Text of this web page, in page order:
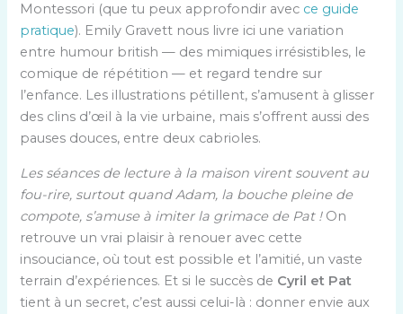
Montessori (que tu peux approfondir avec ce guide
pratique). Emily Gravett nous livre ici une variation
entre humour british — des mimiques irrésistibles, le
comique de répétition — et regard tendre sur
l’enfance. Les illustrations pétillent, s’amusent à glisser
des clins d’œil à la vie urbaine, mais s’offrent aussi des
pauses douces, entre deux cabrioles.
Les séances de lecture à la maison virent souvent au
fou-rire, surtout quand Adam, la bouche pleine de
compote, s’amuse à imiter la grimace de Pat !On
retrouve un vrai plaisir à renouer avec cette
insouciance, où tout est possible et l’amitié, un vaste
terrain d’expériences. Et si le succès de Cyril et Pat
tient à un secret, c’est aussi celui-là : donner envie aux